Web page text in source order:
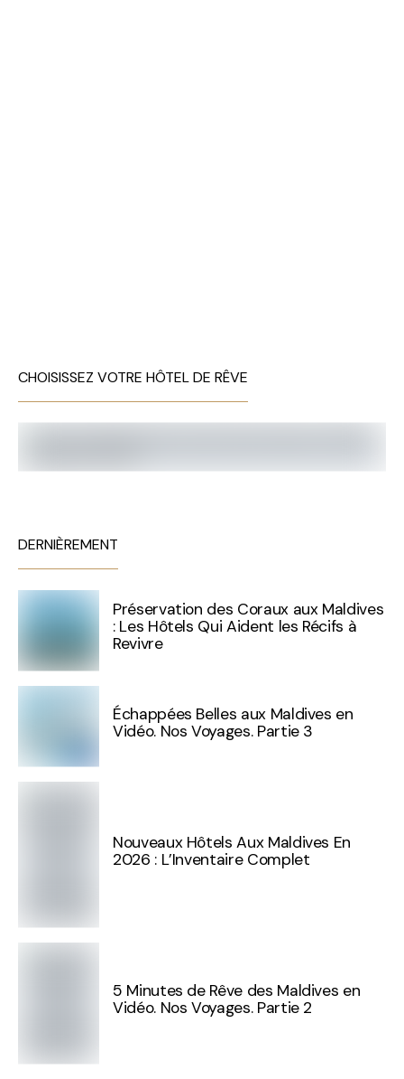
CHOISISSEZ VOTRE HÔTEL DE RÊVE
DERNIÈREMENT
Préservation des Coraux aux Maldives
: Les Hôtels Qui Aident les Récifs à
Revivre
Échappées Belles aux Maldives en
Vidéo. Nos Voyages. Partie 3
Nouveaux Hôtels Aux Maldives En
2026 : L’Inventaire Complet
5 Minutes de Rêve des Maldives en
Vidéo. Nos Voyages. Partie 2